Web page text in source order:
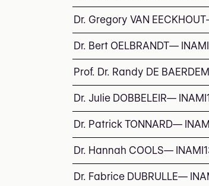
Dr. Gregory VAN EECKHOUT
Dr. Bert OELBRANDT— INAMI
Prof. Dr. Randy DE
Dr. Julie DOBBELEIR— INAMI
Dr. Patrick TONNARD— INAMI
Dr. Hannah COOLS— INAMI
Dr. Fabrice DUBRULLE—